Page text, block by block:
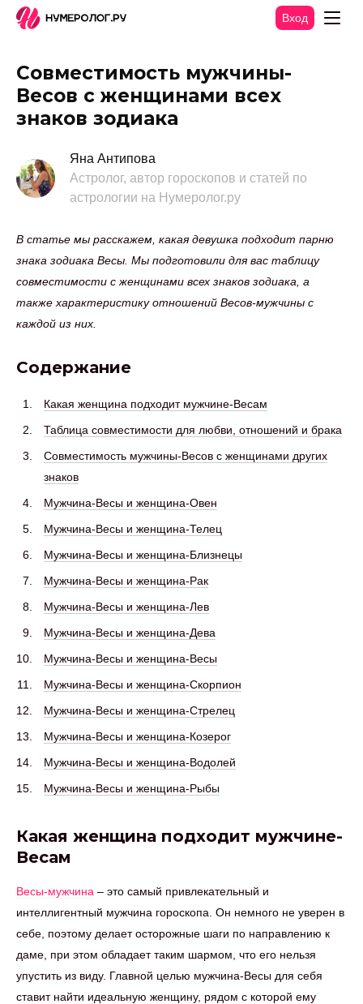
Вход
Совместимость мужчины-
Весов с женщинами всех
знаков зодиака
Яна Антипова
Астролог, автор гороскопов и статей по
астрологии на Нумеролог.ру
В статье мы расскажем, какая девушка подходит парню
знака зодиака Весы. Мы подготовили для вас таблицу
совместимости с женщинами всех знаков зодиака, а
также характеристику отношений Весов-мужчины с
каждой из них.
Содержание
Какая женщина подходит мужчине-Весам
Таблица совместимости для любви, отношений и брака
Совместимость мужчины-Весов с женщинами других
знаков
Мужчина-Весы и женщина-Овен
Мужчина-Весы и женщина-Телец
Мужчина-Весы и женщина-Близнецы
Мужчина-Весы и женщина-Рак
Мужчина-Весы и женщина-Лев
Мужчина-Весы и женщина-Дева
Мужчина-Весы и женщина-Весы
Мужчина-Весы и женщина-Скорпион
Мужчина-Весы и женщина-Стрелец
Мужчина-Весы и женщина-Козерог
Мужчина-Весы и женщина-Водолей
Мужчина-Весы и женщина-Рыбы
Какая женщина подходит мужчине-
Весам
Весы-мужчина – это самый привлекательный и
интеллигентный мужчина гороскопа. Он немного не уверен в
себе, поэтому делает осторожные шаги по направлению к
даме, при этом обладает таким шармом, что его нельзя
упустить из виду. Главной целью мужчина-Весы для себя
ставит найти идеальную женщину, рядом с которой ему